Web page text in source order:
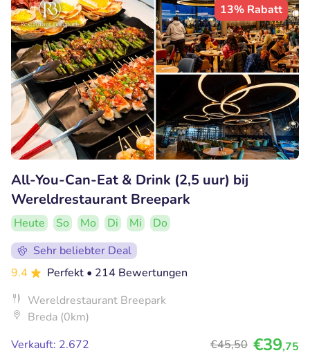
13% Rabatt
All-You-Can-Eat & Drink (2,5 uur) bij
Wereldrestaurant Breepark
Heute So Mo Di Mi
Do
Sehr beliebter Deal
9.4
Perfekt • 214 Bewertungen
Wereldrestaurant Breepark
Breda (0km)
Verkauft: 2.672
€45,50 €39,75